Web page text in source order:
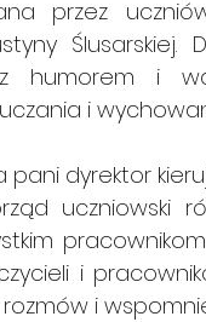
przez
Ślusarskiej.
humorem i
i
pani dyrektor
uczniowski
pracownikom
i
i